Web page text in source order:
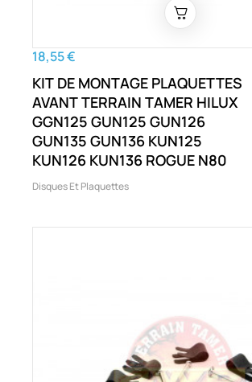
18,55 €
KIT DE MONTAGE PLAQUETTES
AVANT TERRAIN TAMER HILUX
GGN125 GUN125 GUN126
GUN135 GUN136 KUN125
KUN126 KUN136 ROGUE N80
Disques Et Plaquettes